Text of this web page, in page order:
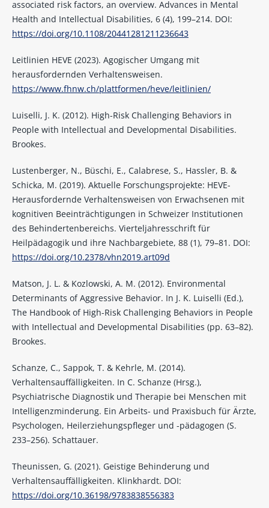
associated risk factors, an overview. Advances in Mental
Health and Intellectual Disabilities, 6 (4), 199–214. DOI:
https://doi.org/10.1108/20441281211236643
Leitlinien HEVE (2023). Agogischer Umgang mit
herausfordernden Verhaltensweisen.
https://www.fhnw.ch/plattformen/heve/leitlinien/
Luiselli, J. K. (2012). High-Risk Challenging Behaviors in
People with Intellectual and Developmental Disabilities.
Brookes.
Lustenberger, N., Büschi, E., Calabrese, S., Hassler, B. &
Schicka, M. (2019). Aktuelle Forschungsprojekte: HEVE-
Herausfordernde Verhaltensweisen von Erwachsenen mit
kognitiven Beeinträchtigungen in Schweizer Institutionen
des Behindertenbereichs. Vierteljahresschrift für
Heilpädagogik und ihre Nachbargebiete, 88 (1), 79–81. DOI:
https://doi.org/10.2378/vhn2019.art09d
Matson, J. L. & Kozlowski, A. M. (2012). Environmental
Determinants of Aggressive Behavior. In J. K. Luiselli (Ed.),
The Handbook of High-Risk Challenging Behaviors in People
with Intellectual and Developmental Disabilities (pp. 63–82).
Brookes.
Schanze, C., Sappok, T. & Kehrle, M. (2014).
Verhaltensauffälligkeiten. In C. Schanze (Hrsg.),
Psychiatrische Diagnostik und Therapie bei Menschen mit
Intelligenzminderung. Ein Arbeits- und Praxisbuch für Ärzte,
Psychologen, Heilerziehungspfleger und -pädagogen (S.
233–256). Schattauer.
Theunissen, G. (2021). Geistige Behinderung und
Verhaltensauffälligkeiten. Klinkhardt. DOI:
https://doi.org/10.36198/9783838556383